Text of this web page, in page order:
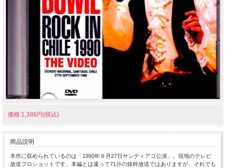
価格:1,386円(税込)
商品説明
本作に収められているのは「1990年９月27日サンティアゴ公演」。現地のテレビ
放送プロショットです。本編とは違って71分の抜粋放送ではありますが、それでも